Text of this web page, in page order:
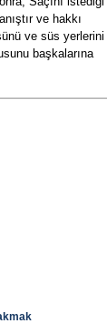
ve hakkı
ve süs yerlerini
başkalarına